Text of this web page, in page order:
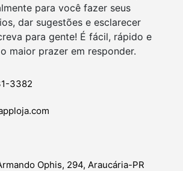
para você fazer seus
dar sugestões e esclarecer
para gente! É fácil, rápido e
maior prazer em responder.
3382
Ophis, 294, Araucária-PR